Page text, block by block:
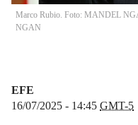
Marco Rubio. Foto: MANDEL
NGAN
EFE
16/07/2025 - 14:45 GMT-5